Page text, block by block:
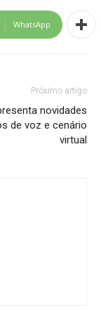
WhatsApp
Próximo artigo
novidades
de voz e cenário
virtual